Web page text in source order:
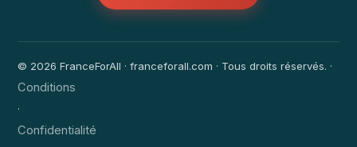
© 2026 FranceForAll · franceforall.com · Tous droits réservés. ·
Conditions
·
Confidentialité